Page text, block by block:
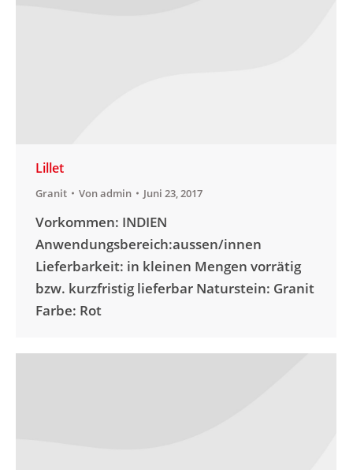
Lillet
Granit Vonadmin Juni 23, 2017
Vorkommen: INDIEN
Anwendungsbereich:aussen/innen
Lieferbarkeit: in kleinen Mengen vorrätig
bzw. kurzfristig lieferbar Naturstein: Granit
Farbe: Rot